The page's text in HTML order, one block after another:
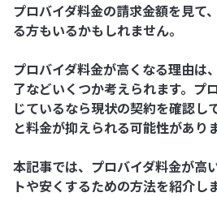
プロバイダ料金の請求金額を見て
る方もいるかもしれません。
プロバイダ料金が高くなる理由は
了などいくつか考えられます。プ
じているなら現状の契約を確認し
と料金が抑えられる可能性がありま
本記事では、プロバイダ料金が高
トや安くするための方法を紹介しま